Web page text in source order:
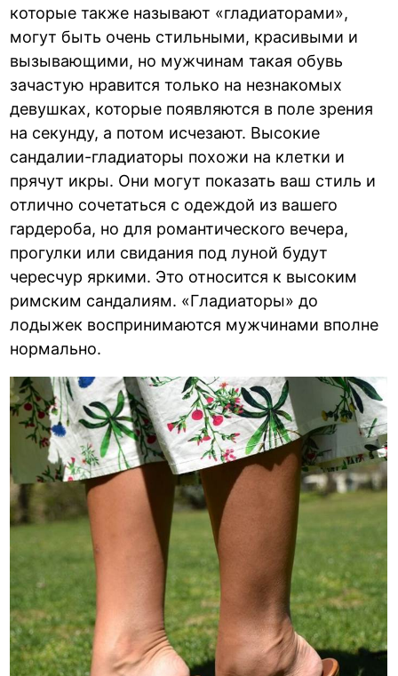
которые также называют «гладиаторами»,
могут быть очень стильными, красивыми и
вызывающими, но мужчинам такая обувь
зачастую нравится только на незнакомых
девушках, которые появляются в поле зрения
на секунду, а потом исчезают. Высокие
сандалии-гладиаторы похожи на клетки и
прячут икры. Они могут показать ваш стиль и
отлично сочетаться с одеждой из вашего
гардероба, но для романтического вечера,
прогулки или свидания под луной будут
чересчур яркими. Это относится к высоким
римским сандалиям. «Гладиаторы» до
лодыжек воспринимаются мужчинами вполне
нормально.